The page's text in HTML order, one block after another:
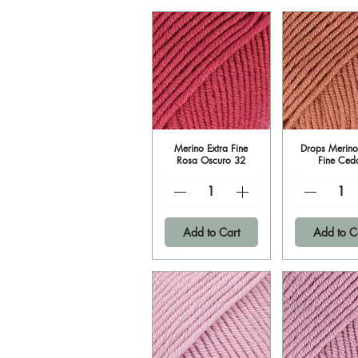
Quick View
Merino Extra Fine
Rosa Oscuro 32
Add to Cart
Quick
Drops
Fine
Add to